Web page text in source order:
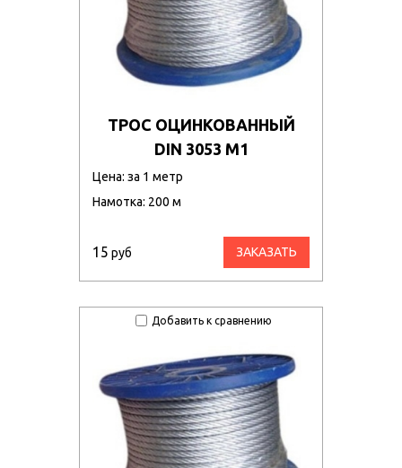
ТРОС ОЦИНКОВАННЫЙ
DIN 3053 М1
Цена: за 1 метр
Намотка: 200 м
15 руб ЗАКАЗАТЬ
Добавить к сравнению